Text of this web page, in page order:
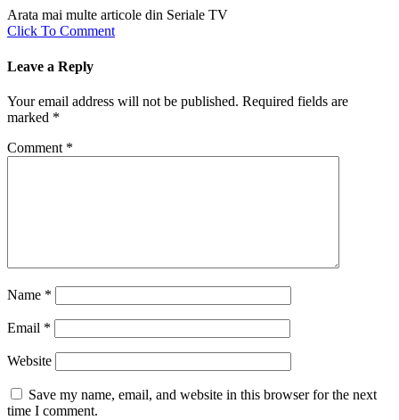
Arata mai multe articole din Seriale TV
Click To Comment
Leave a Reply
Your email address will not be published. Required fields are
marked *
Comment *
Name *
Email *
Website
Save my name, email, and website in this browser for the next
time I comment.